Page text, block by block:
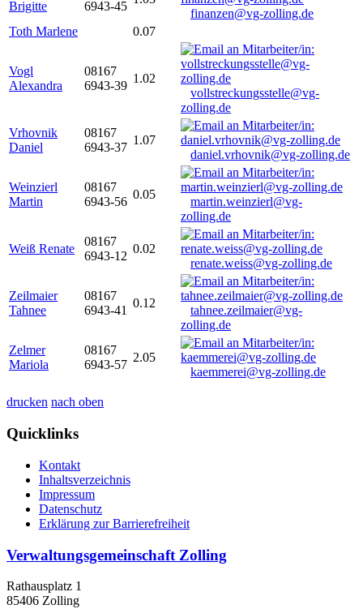
Brigitte
6943-45
finanzen@vg-zolling.de
Toth Marlene
0.07
Vogl
Alexandra
08167
6943-39
1.02
vollstreckungsstelle@vg-
zolling.de
Vrhovnik
Daniel
08167
6943-37
1.07
daniel.vrhovnik@vg-zolling.de
Weinzierl
Martin
08167
6943-56
0.05
martin.weinzierl@vg-
zolling.de
Weiß Renate
08167
6943-12
0.02
renate.weiss@vg-zolling.de
Zeilmaier
Tahnee
08167
6943-41
0.12
tahnee.zeilmaier@vg-
zolling.de
Zelmer
Mariola
08167
6943-57
2.05
kaemmerei@vg-zolling.de
drucken nach oben
Quicklinks
Kontakt
Inhaltsverzeichnis
Impressum
Datenschutz
Erklärung zur Barrierefreiheit
Verwaltungsgemeinschaft Zolling
Rathausplatz 1
85406 Zolling